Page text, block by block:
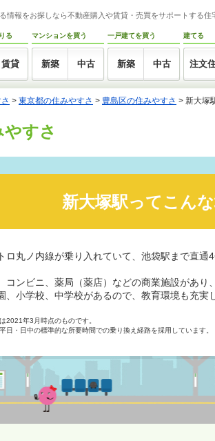
情報をお探しなら不動産購入や賃貸・売買をサポートする住
る
賃貸
マンションを買う
新築 中古
一戸建てを買う
新築 中古
建てる
注文
> 東京都の住みやすさ > 豊島区の住みやすさ > 新大塚
すさ
新大塚駅ってこん
ロ丸ノ内線が乗り入れていて、池袋駅まで直
コンビニ、薬局（薬店）などの商業施設があり
、小学校、中学校があるので、教育環境も充実
2021年3月時点のものです。
日・日中の標準的な所要時間での乗り換え経路を採用しています。